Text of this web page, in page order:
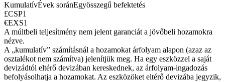
KumulatívÉvek soránEgyösszegű befektetés
£CSP1
€EXS1
A múltbeli teljesítmény nem jelent garanciát a jövőbeli hozamokra
nézve.
A „kumulatív” számításnál a hozamokat árfolyam alapon (azaz az
osztalékot nem számítva) jelenítjük meg. Ha egy eszközzel a saját
devizádtól eltérő devizában kereskednek, az árfolyam-ingadozás
befolyásolhatja a hozamokat. Az eszközöket eltérő devizába jegyzik,